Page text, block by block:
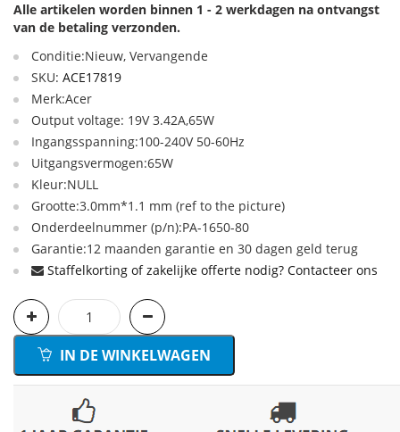
Alle artikelen worden binnen 1 - 2 werkdagen na ontvangst
van de betaling verzonden.
Conditie:Nieuw, Vervangende
SKU: ACE17819
Merk:Acer
Output voltage: 19V 3.42A,65W
Ingangsspanning:100-240V 50-60Hz
Uitgangsvermogen:65W
Kleur:NULL
Grootte:3.0mm*1.1 mm (ref to the picture)
Onderdeelnummer (p/n):PA-1650-80
Garantie:12 maanden garantie en 30 dagen geld terug
Staffelkorting of zakelijke offerte nodig? Contacteer ons
IN DE WINKELWAGEN